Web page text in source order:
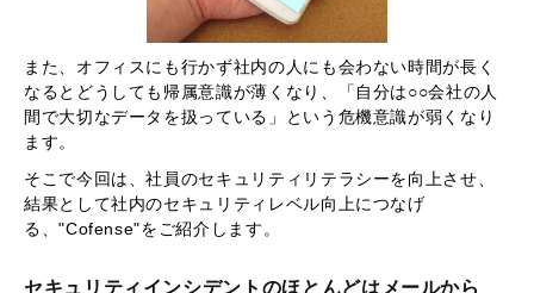
また、オフィスにも行かず社内の人にも会わない時間が長く
なるとどうしても帰属意識が薄くなり、「自分は○○会社の人
間で大切なデータを扱っている」という危機意識が弱くなり
ます。
そこで今回は、社員のセキュリティリテラシーを向上させ、
結果として社内のセキュリティレベル向上につなげ
る、"Cofense"をご紹介します。
セキュリティインシデントのほとんどはメールから